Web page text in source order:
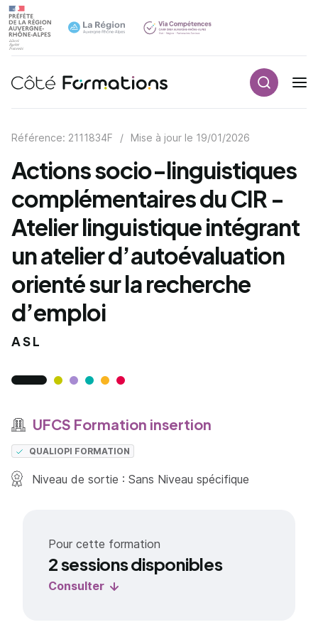
Navigation principale
Référence: 2111834F / Mise à jour le 19/01/2026
Actions socio-linguistiques
complémentaires du CIR -
Atelier linguistique intégrant
un atelier d’autoévaluation
orienté sur la recherche
d’emploi
ASL
UFCS Formation insertion
QUALIOPI FORMATION
Niveau de sortie : Sans Niveau spécifique
Pour cette formation
2 sessions disponibles
Consulter